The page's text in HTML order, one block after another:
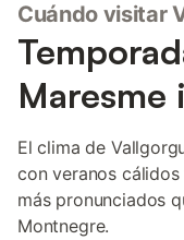
Cuándo visitar
El clima de
con veranos
más pronunciados
Montnegre.